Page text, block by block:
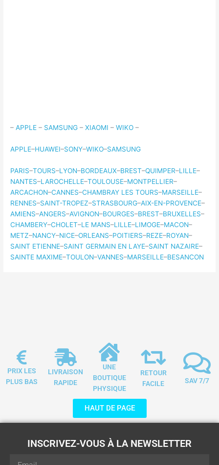
–APPLE – SAMSUNG –XIAOMI –WIKO –
APPLE–HUAWEI–SONY–WIKO–SAMSUNG
PARIS–TOURS–LYON–BORDEAUX–BREST–QUIMPER–LILLE–
NANTES–LAROCHELLE–TOULOUSE–MONTPELLIER–
ARCACHON–CANNES–CHAMBRAY LES TOURS–MARSEILLE–
RENNES–SAINT-TROPEZ–STRASBOURG–AIX-EN-PROVENCE–
AMIENS–ANGERS–AVIGNON–BOURGES–BREST–BRUXELLES–
CHAMBERY–CHOLET–LE MANS–LILLE–LIMOGE–MACON–
METZ–NANCY–NICE–ORLEANS–POITIERS–REZE–ROYAN–
SAINT ETIENNE–SAINT GERMAIN EN LAYE–SAINT NAZAIRE–
SAINTE MAXIME–TOULON–VANNES–MARSEILLE–BESANCON
PRIX LES
PLUS BAS
LIVRAISON
RAPIDE
UNE
BOUTIQUE
PHYSIQUE
RETOUR
FACILE
SAV 7/7
HAUT DE PAGE
INSCRIVEZ-VOUS À LA NEWSLETTER